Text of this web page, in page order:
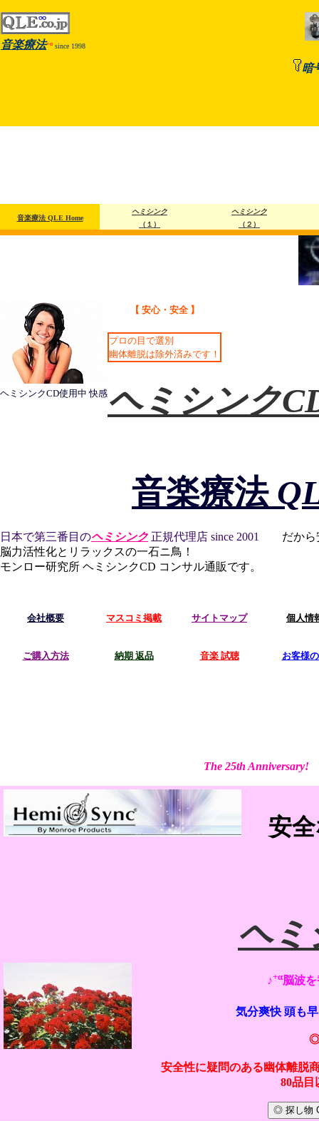
音楽療法+α since 1998
暗
音楽療法 QLE Home
ヘミシンク
（１）
ヘミシンク
（２）
ヘミシンクCD使用中 快感
【 安心・安全 】
プロの目で選別
幽体離脱は除外済みです！
ヘミシンク
音楽療法
日本で第三番目のヘミシンク 正規代理店 since 2001
だから
脳力活性化とリラックスの一石ニ鳥！
モンロー研究所 ヘミシンクCD コンサル通販です。
会社概要 マスコミ掲載 サイトマップ 個人情
ご購入方法 納期 返品 音楽 試聴 お客様
The 25th
安
ヘミ
♪+α脳波
気分爽快 頭も
◎
安全性に疑問のある幽体離脱
80品目